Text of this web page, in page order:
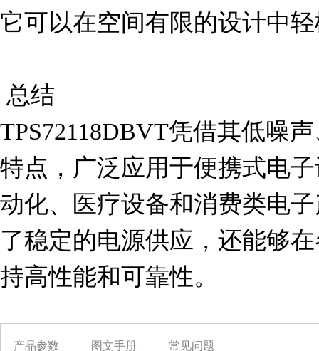
它可以在空间有限的设计中
TPS72118DBVT凭借其低噪
特点，广泛应用于便携式电
动化、医疗设备和消费类电
了稳定的电源供应，还能够
持高性能和可靠性。
产品参数 图文手册 常见问题